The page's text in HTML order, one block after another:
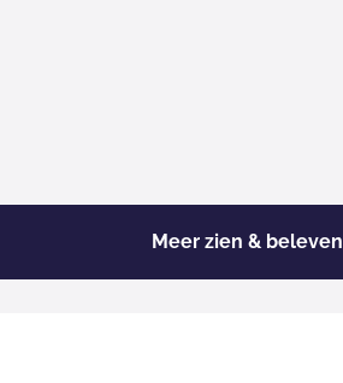
Meer zien & beleven